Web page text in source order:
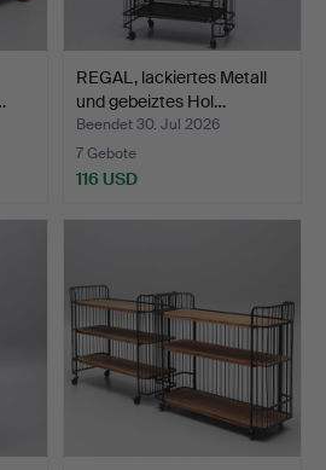
REGAL, lackiertes Metall
und gebeiztes Hol…
Beendet 30. Jul 2026
7 Gebote
116 USD